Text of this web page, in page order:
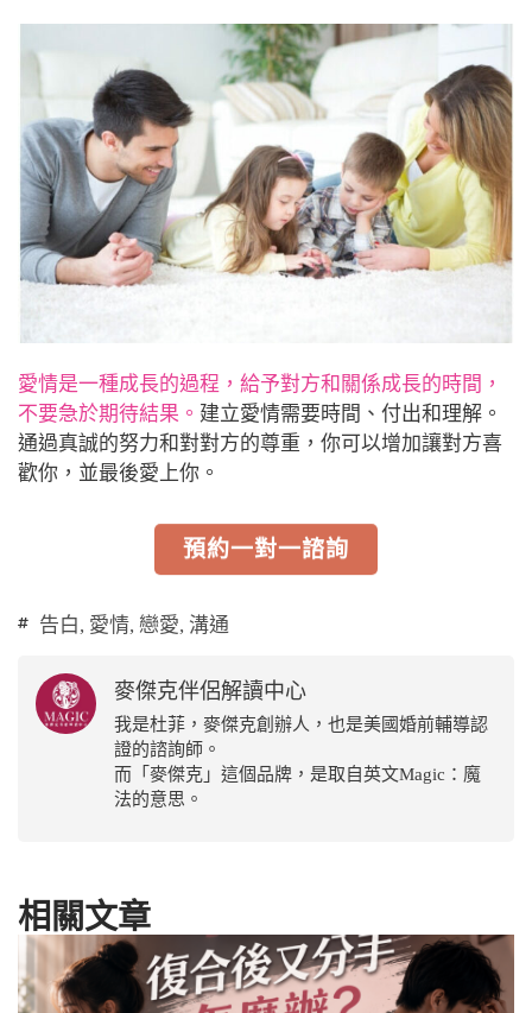
愛情是一種成長的過程，給予對方和關係成長的時間，
不要急於期待結果。 建立愛情需要時間、付出和理解。
通過真誠的努力和對對方的尊重，你可以增加讓對方喜
歡你，並最後愛上你。
預約一對一諮詢
告白, 愛情, 戀愛, 溝通
麥傑克伴侶解讀中心
我是杜菲，麥傑克創辦人，也是美國婚前輔導認
證的諮詢師。
而「麥傑克」這個品牌，是取自英文Magic：魔
法的意思。
相關文章